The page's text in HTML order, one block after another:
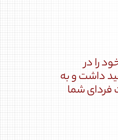
را در
داشت و به
فردای شما